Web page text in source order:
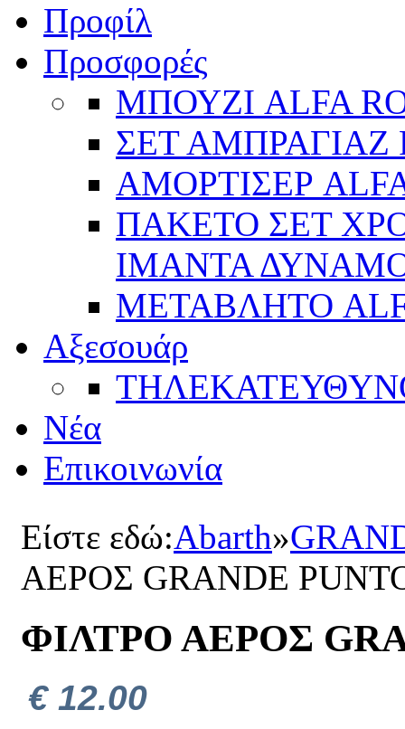
Προφίλ
Προσφορές
ΜΠΟΥΖΙ ALFA
ΣΕΤ ΑΜΠΡΑΓΙΑΖ
ΑΜΟΡΤΙΣΕΡ
ΠΑΚΕΤΟ ΣΕΤ
ΙΜΑΝΤΑ ΔΥΝΑΜΟ
ΜΕΤΑΒΛΗΤΟ
Αξεσουάρ
Νέα
Επικοινωνία
Είστε εδώ:Abarth»
ΑΕΡΟΣ GRANDE
ΦΙΛΤΡΟ ΑΕΡΟΣ
€ 12.00